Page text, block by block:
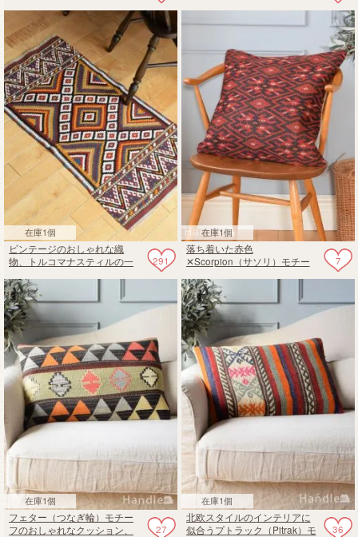
在庫1個
291
ビンテージのおしゃれな織
物、トルコマナスティルの一
在庫1個
7
落ち着いた赤色
✕Scorpion（サソリ）モチー
ョンカバー50✕50
在庫1個
27
フェター（つなぎ輪）モチー
フのおしゃれなクッション、
在庫1個
36
北欧スタイルのインテリアに
似合うプトラック（Pitrak）モ